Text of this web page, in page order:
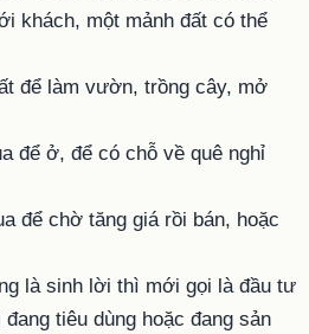
khách, một mảnh đất có thể
để làm vườn, trồng cây, mở
để ở, để có chỗ về quê nghỉ
để chờ tăng giá rồi bán, hoặc
là sinh lời thì mới gọi là đầu tư
tiêu dùng hoặc đang sản